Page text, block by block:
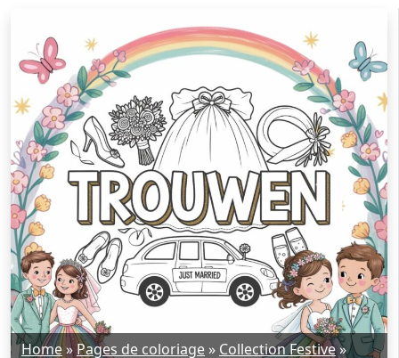
Home»Pages de coloriage » Collection Festive»